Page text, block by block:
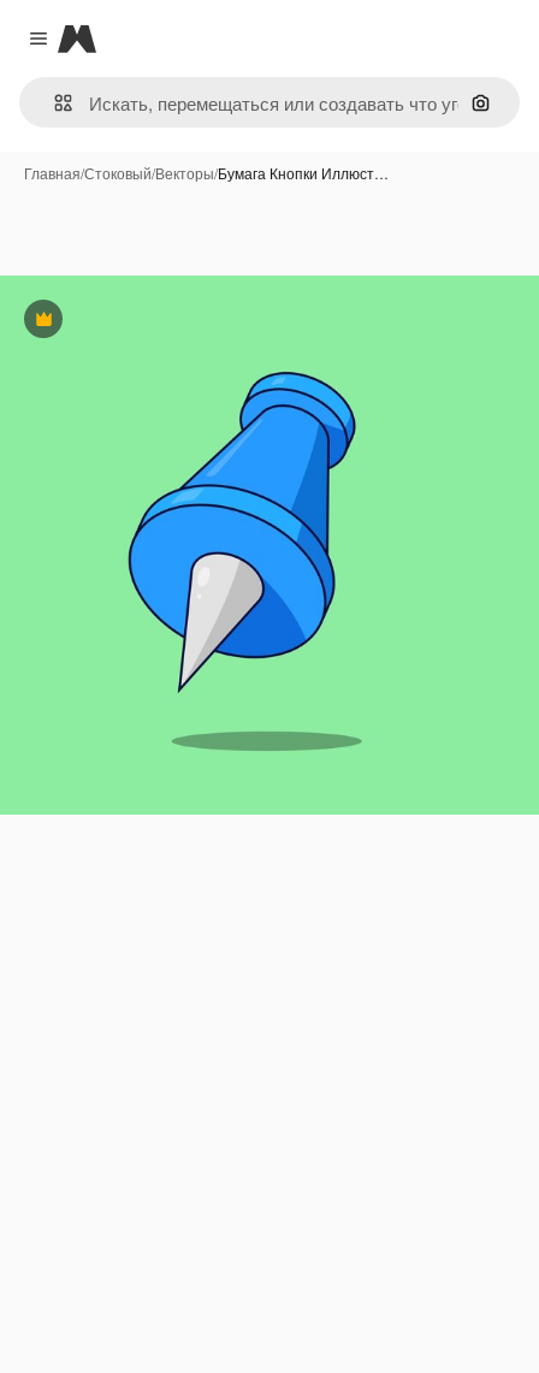
Close menu
Magnific
Поиск
Главная/Стоковый/Векторы/Бумага Кнопки Иллюст…
Премиум